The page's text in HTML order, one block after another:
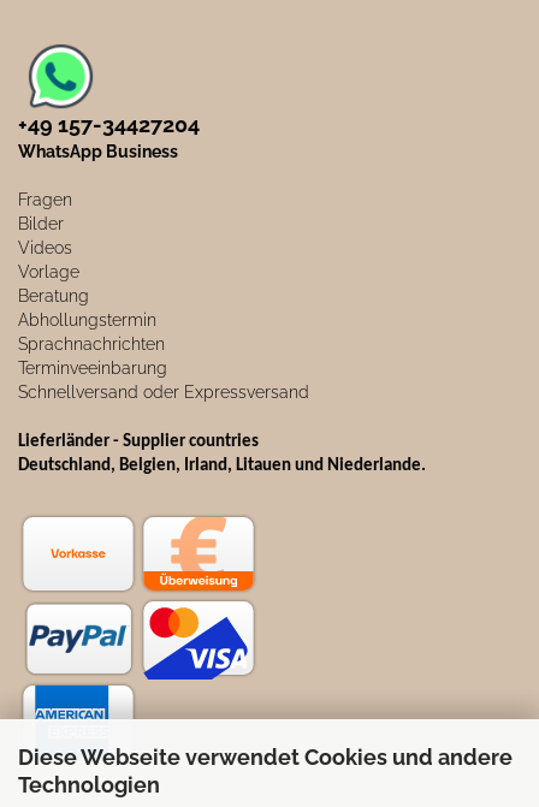
Diese Webseite verwendet Cookies und andere
Technologien
+49 157-34427204​
WhatsApp Business
Fragen
Bilder
Videos
Vorlage
Beratung
Abhollungstermin
Sprachnachrichten
Terminveeinbarung
Schnellversand oder Expressversand
Lieferländer - Supplier countries
Deutschland, Belgien, Irland, Litauen und Niederlande.